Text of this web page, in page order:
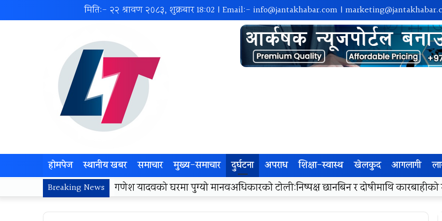
मिति:- २२ श्रावण २०८३, शुक्रबार18:02 | Email:- info@jantakhabar.com |
होमपेज स्थानीय खबर समाचार मुख्य-समाचार दुर्घटना अपराध शिक्षा-स्वास्थ खेलकुद आगलागी
Breaking News लोकज्योती उत्थान केन्द्रद्वारा अम्बासमा १०५ विपन्न विद्यार्थीलाई शैक्षिक तथा खेलकुद